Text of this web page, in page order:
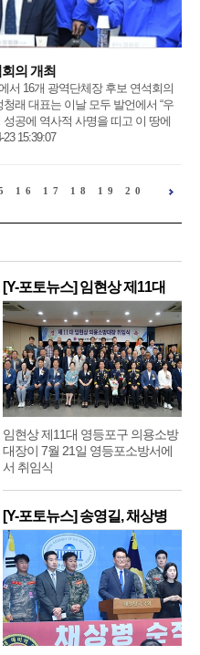
의 개최
서 16개 광역단체장 후보 연석회의
래 대표는 이날 모두 발언에서 “우
공에 역사적 사명을 띠고 이 땅에
15:39:07
16 17 18 19 20
[Y-포토뉴스] 임현상 제11대
영
임현상 제11대 영등포구 의용소방
대장이 7월 21일 영등포소방서에
서 취임식
[Y-포토뉴스] 송영길, 채상병
순